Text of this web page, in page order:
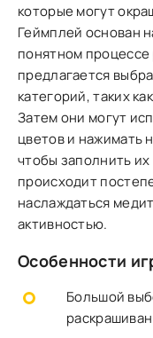
которые могут
Геймплей основан
понятном
предлагается
категорий, таких
Затем они могут
цветов и нажимать
чтобы заполнить
происходит
наслаждаться
активностью.
Особенности
Большой